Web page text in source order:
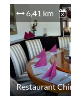
6,41 km
Restaurant